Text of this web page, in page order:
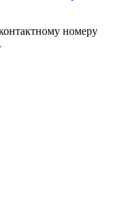
номеру